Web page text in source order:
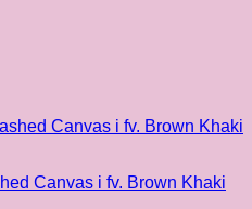
Canvas i fv. Brown Khaki